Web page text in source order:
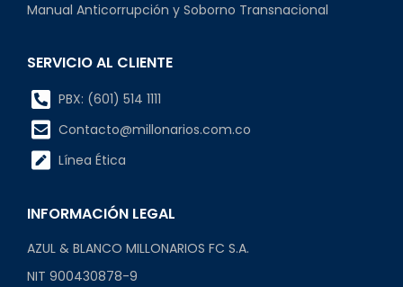
Manual Anticorrupción y Soborno Transnacional
SERVICIO AL CLIENTE
PBX: (601) 514 1111
Contacto@millonarios.com.co
Línea Ética
INFORMACIÓN LEGAL
AZUL & BLANCO MILLONARIOS FC S.A.
NIT 900430878-9